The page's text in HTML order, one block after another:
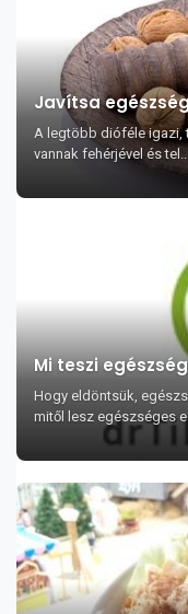
Javítsa
A legtöbb dióféle igazi,
vannak fehérjével és
Mi teszi
Hogy eldöntsük,
mitől lesz egészséges